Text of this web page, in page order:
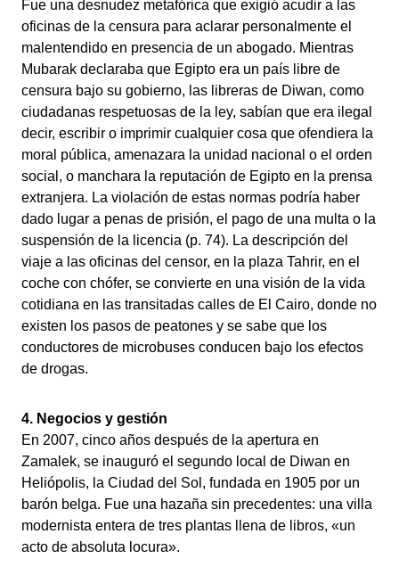
Fue una desnudez metafórica que exigió acudir a las
oficinas de la censura para aclarar personalmente el
malentendido en presencia de un abogado. Mientras
Mubarak declaraba que Egipto era un país libre de
censura bajo su gobierno, las libreras de Diwan, como
ciudadanas respetuosas de la ley, sabían que era ilegal
decir, escribir o imprimir cualquier cosa que ofendiera la
moral pública, amenazara la unidad nacional o el orden
social, o manchara la reputación de Egipto en la prensa
extranjera. La violación de estas normas podría haber
dado lugar a penas de prisión, el pago de una multa o la
suspensión de la licencia (p. 74). La descripción del
viaje a las oficinas del censor, en la plaza Tahrir, en el
coche con chófer, se convierte en una visión de la vida
cotidiana en las transitadas calles de El Cairo, donde no
existen los pasos de peatones y se sabe que los
conductores de microbuses conducen bajo los efectos
de drogas.
4. Negocios y gestión
En 2007, cinco años después de la apertura en
Zamalek, se inauguró el segundo local de Diwan en
Heliópolis, la Ciudad del Sol, fundada en 1905 por un
barón belga. Fue una hazaña sin precedentes: una villa
modernista entera de tres plantas llena de libros, «un
acto de absoluta locura».